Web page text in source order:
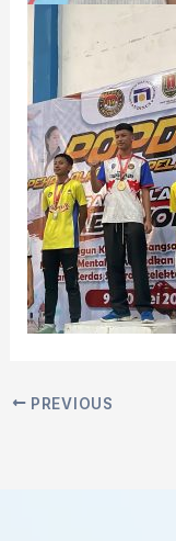
PREVIOUS